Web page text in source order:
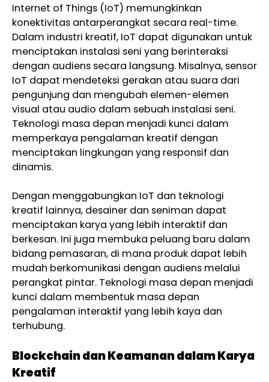
Internet of Things (IoT) memungkinkan
konektivitas antarperangkat secara real-time.
Dalam industri kreatif, IoT dapat digunakan untuk
menciptakan instalasi seni yang berinteraksi
dengan audiens secara langsung. Misalnya, sensor
IoT dapat mendeteksi gerakan atau suara dari
pengunjung dan mengubah elemen-elemen
visual atau audio dalam sebuah instalasi seni.
Teknologi masa depan menjadi kunci dalam
memperkaya pengalaman kreatif dengan
menciptakan lingkungan yang responsif dan
dinamis.
Dengan menggabungkan IoT dan teknologi
kreatif lainnya, desainer dan seniman dapat
menciptakan karya yang lebih interaktif dan
berkesan. Ini juga membuka peluang baru dalam
bidang pemasaran, di mana produk dapat lebih
mudah berkomunikasi dengan audiens melalui
perangkat pintar. Teknologi masa depan menjadi
kunci dalam membentuk masa depan
pengalaman interaktif yang lebih kaya dan
terhubung.
Blockchain dan Keamanan dalam Karya
Kreatif